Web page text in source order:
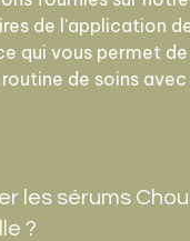
de l'application
qui vous permet
de soins
les sérums
?